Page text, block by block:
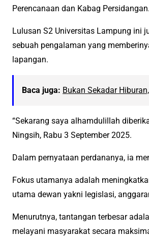
Perencanaan dan Kabag Persidangan.
Lulusan S2 Universitas Lampung ini
sebuah pengalaman yang
lapangan.
Baca juga: Bukan Sekadar
“Sekarang saya alhamdulillah
Ningsih, Rabu 3 September 2025.
Dalam pernyataan perdananya, ia
Fokus utamanya adalah
utama dewan yakni legislasi,
Menurutnya, tantangan terbesar
melayani masyarakat secara